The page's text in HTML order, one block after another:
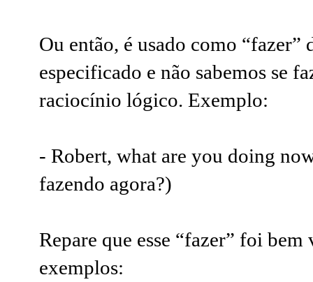
Ou então, é usado como
especificado e não sabemos se
raciocínio lógico. Exemplo:
- Robert, what are you doing
fazendo agora?)
Repare que esse “fazer” foi
exemplos: